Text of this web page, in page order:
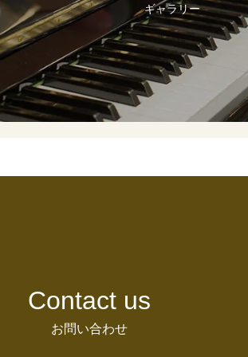
ギャラリー
Contact us
お問い合わせ